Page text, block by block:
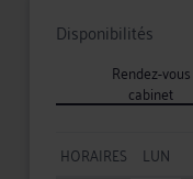
Disponibilités
Rendez-vous
cabinet
HORAIRES LUN